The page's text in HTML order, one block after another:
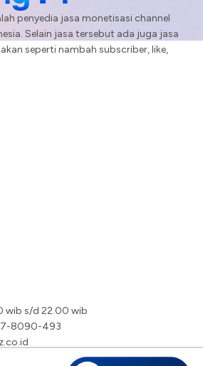
penyedia jasa monetisasi channel
Selain jasa tersebut ada juga jasa
seperti nambah subscriber, like,
wib s/d 22.00 wib
8090-493